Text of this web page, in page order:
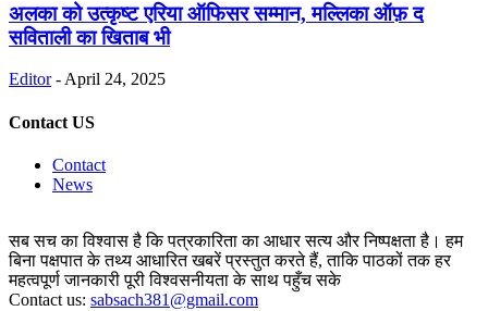
अलका को उत्कृष्ट एरिया ऑफिसर सम्मान, मल्लिका ऑफ़ द
सविताली का खिताब भी
Editor -April 24, 2025
Contact US
Contact
News
सब सच का विश्वास है कि पत्रकारिता का आधार सत्य और निष्पक्षता है। हम
बिना पक्षपात के तथ्य आधारित खबरें प्रस्तुत करते हैं, ताकि पाठकों तक हर
महत्वपूर्ण जानकारी पूरी विश्वसनीयता के साथ पहुँच सके
Contact us: sabsach381@gmail.com